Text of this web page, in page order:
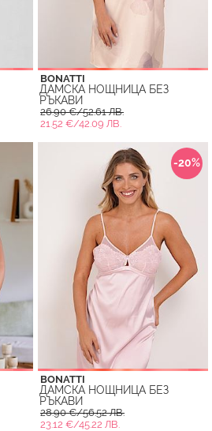
BONATTI
ДАМСКА НОЩНИЦА БЕЗ
РЪКАВИ
26.90 €/52.61 ЛВ.
21.52 €/42.09 ЛВ.
-20%
BONATTI
ДАМСКА НОЩНИЦА БЕЗ
РЪКАВИ
28.90 €/56.52 ЛВ.
23.12 €/45.22 ЛВ.